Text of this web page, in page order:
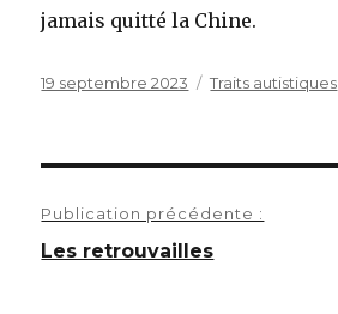
jamais quitté la Chine.
Publié
19 septembre 2023 Catégories
Traits autistiques
de
Publication précédente :
Les retrouvailles